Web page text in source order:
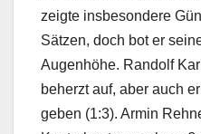
zeigte insbesondere
Sätzen, doch bot er
Augenhöhe. Randolf
beherzt auf, aber auch
geben (1:3). Armin